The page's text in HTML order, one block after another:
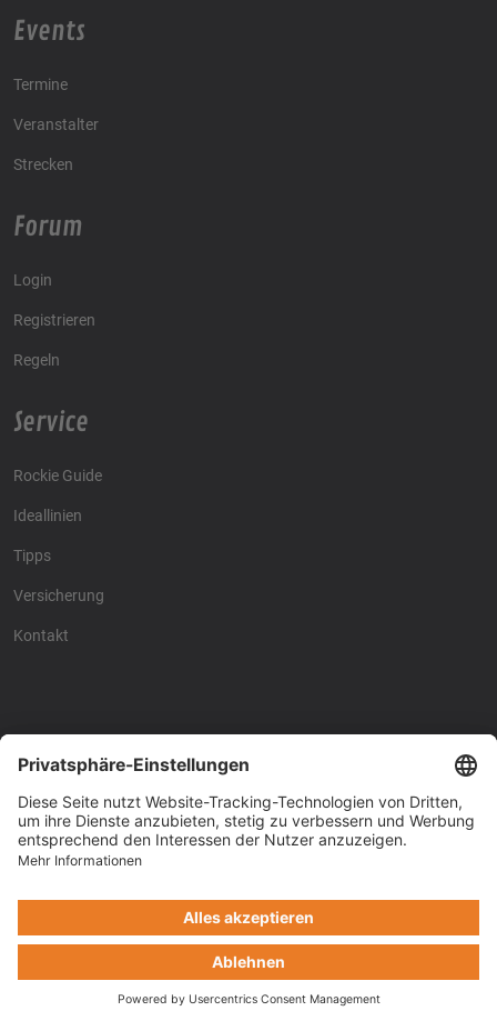
Events
Termine
Veranstalter
Strecken
Forum
Login
Registrieren
Regeln
Service
Rockie Guide
Ideallinien
Tipps
Versicherung
Kontakt
Racing4fun - Alles über
Racing4fun - Alles über
Copyright © Racing4Fun 2024 Impressum
Cookie-Einstellungen